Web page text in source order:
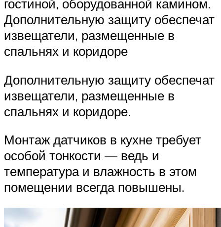
гостиной, оборудованной камином.
Дополнительную защиту обеспечат
извещатели, размещенные в
спальнях и коридоре
Дополнительную защиту обеспечат
извещатели, размещенные в
спальнях и коридоре.
Монтаж датчиков в кухне требует
особой тонкости — ведь и
температура и влажность в этом
помещении всегда повышены.